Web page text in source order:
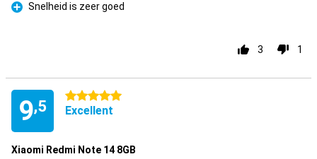
Pour
Snelheid is zeer goed
3 1
9,5
5 étoiles
Excellent
Xiaomi Redmi Note 14 8GB